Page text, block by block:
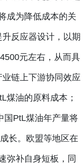
成为降低成本的关
反应器设计，以期
元左右，从而具
链上下游协同效应
煤油的原料成本；
国PtL煤油年产量将
长。欧盟等地区在
弥补自身短板，同